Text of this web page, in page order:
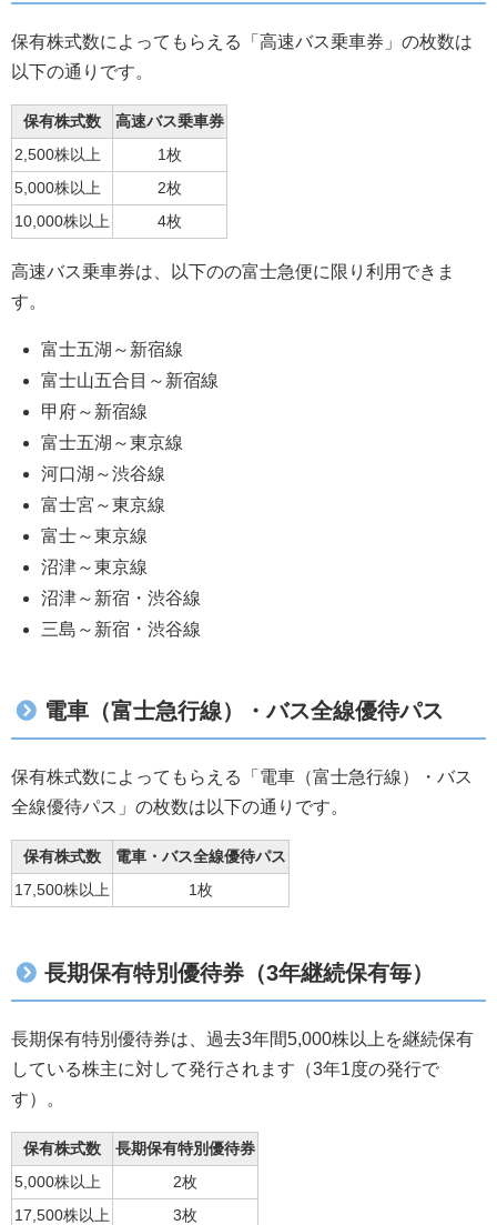
保有株式数によってもらえる「高速バス乗車券」の枚数は
以下の通りです。
保有株式数
高速バス乗車券
2,500株以上
1枚
5,000株以上
2枚
10,000株以上
4枚
高速バス乗車券は、以下のの富士急便に限り利用できま
す。
富士五湖～新宿線
富士山五合目～新宿線
甲府～新宿線
富士五湖～東京線
河口湖～渋谷線
富士宮～東京線
富士～東京線
沼津～東京線
沼津～新宿・渋谷線
三島～新宿・渋谷線
電車（富士急行線）・バス全線優待パス
保有株式数によってもらえる「電車（富士急行線）・バス
全線優待パス」の枚数は以下の通りです。
保有株式数
電車・バス全線優待パス
17,500株以上
1枚
長期保有特別優待券（3年継続保有毎）
長期保有特別優待券は、過去3年間5,000株以上を継続保有
している株主に対して発行されます（3年1度の発行で
す）。
保有株式数
長期保有特別優待券
5,000株以上
2枚
17,500株以上
3枚